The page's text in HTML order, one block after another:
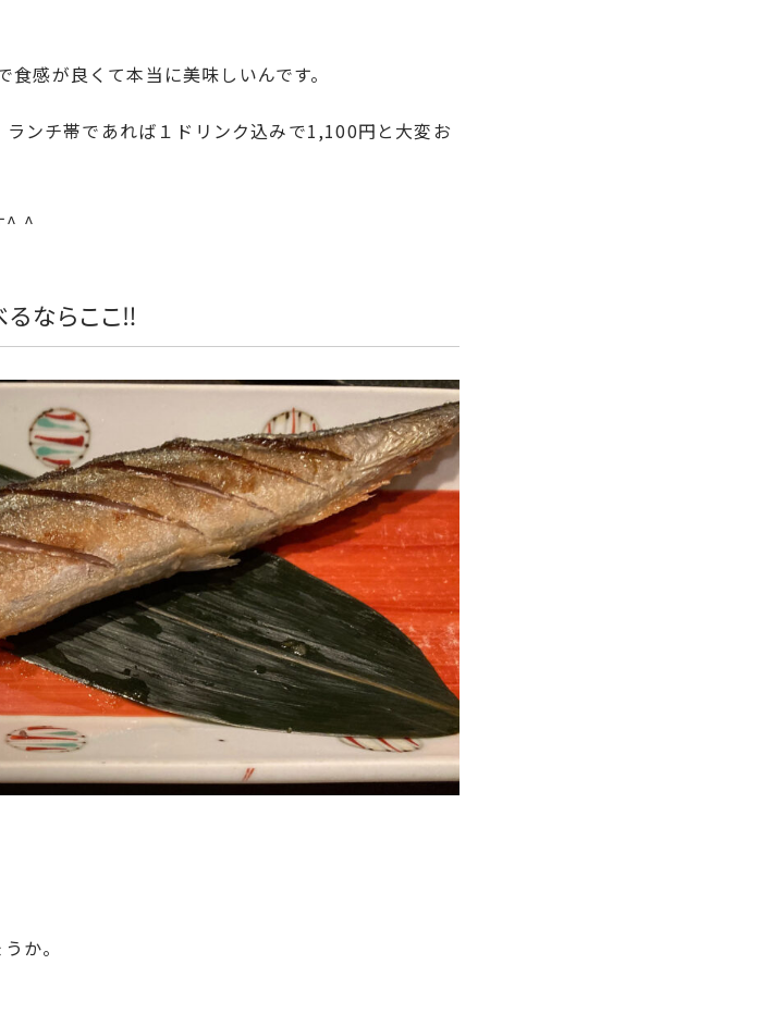
感が良くて本当に美味しいんです。
ンチ帯であれば１ドリンク込みで1,100円と大変お
^ ^
ならここ‼︎
か。